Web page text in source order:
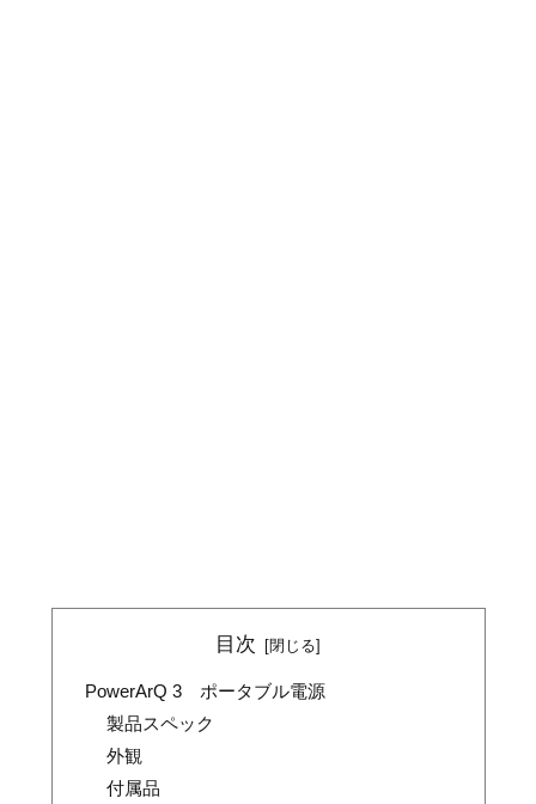
目次
PowerArQ 3 ポータブル電源
製品スペック
外観
付属品